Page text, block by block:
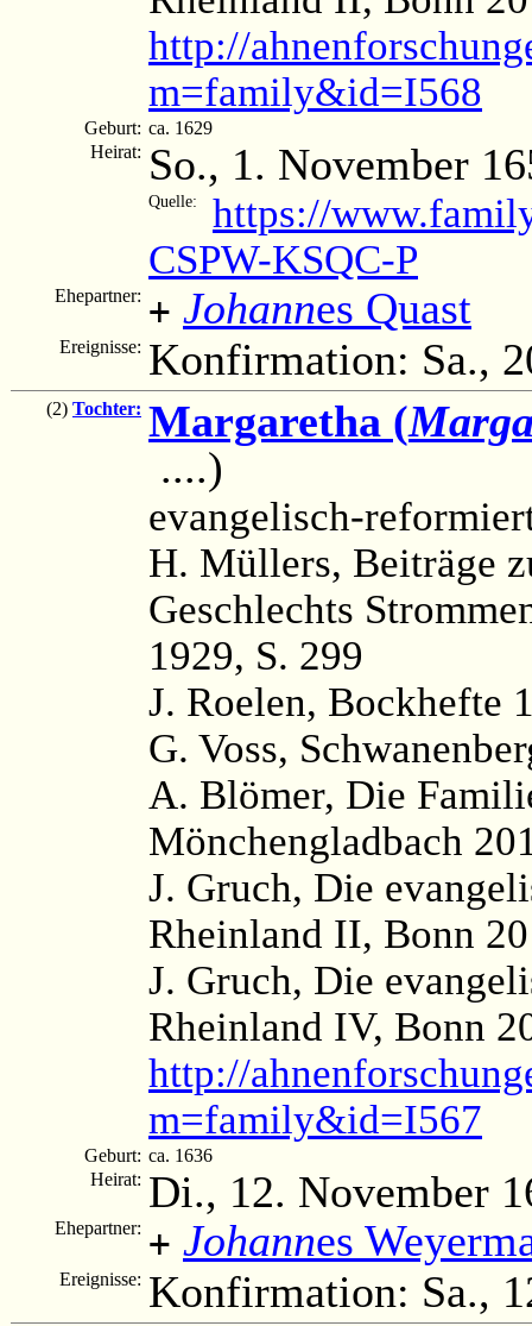
http://
m=family&id=I568
Geburt: ca. 1629
Heirat: So., 1. November
Quelle:
https://
CSPW-KSQC-P
Ehepartner: + Johannes Quast
Ereignisse: Konfirmation: Sa.,
(2) Tochter: Margaretha (
....)
evangelisch-
H. Müllers, Beiträge
Geschlechts
1929, S. 299
J. Roelen, Bockhefte
G. Voss,
A. Blömer, Die
Mönchengladbach
J. Gruch, Die
Rheinland II, Bonn
J. Gruch, Die
Rheinland IV, Bonn
http://
m=family&id=I567
Geburt: ca. 1636
Heirat: Di., 12. November
Ehepartner: + Johannes
Ereignisse: Konfirmation: Sa.,